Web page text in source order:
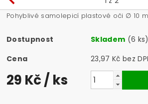
Pohyblivé samolepicí plastové oči ∅ 10
Dostupnost Skladem (6 ks)
Cena
23,97 Kč bez
29 Kč/ ks